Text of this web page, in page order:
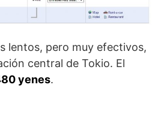
lentos, pero muy efectivos,
central de Tokio. El
yenes.